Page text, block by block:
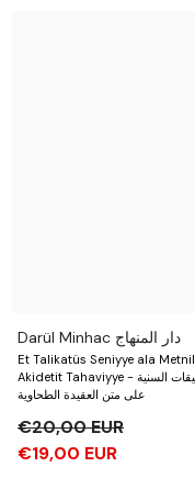
Darül Minhac دار المنهاج
Et Talikatüs Seniyye ala Metnil
Akidetit Tahaviyye - التعليقات السنية
على متن العقيدة الطحاوية
€20,00 EUR
€19,00 EUR